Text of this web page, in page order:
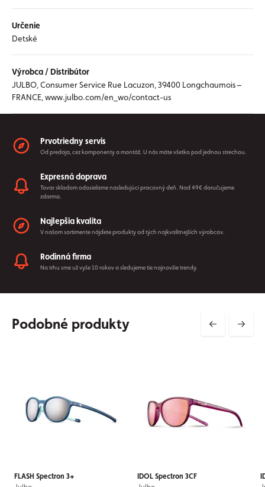
Určenie
Detské
Výrobca / Distribútor
JULBO, Consumer Service Rue Lacuzon, 39400 Longchaumois –
FRANCE, www.julbo.com/en_wo/contact-us
Prvotriedny servis
Od predaja, cez komponenty a montáž. U nás máte všetko pod jednou strechou.
Expresná doprava
Tovar skladom odosielame nasledujúci pracovný deň. Nad 49€ doručujeme
zdarma.
Najlepšia kvalita
V našom sortimente nájdete produkty od tých najkvalitnejších výrobcov.
Rodinná firma
Na trhu sme už vyše 10 rokov a sledujeme tie najnovšie trendy.
Podobné produkty
FLASH Spectron 3+
IDOL Spectron 3CF